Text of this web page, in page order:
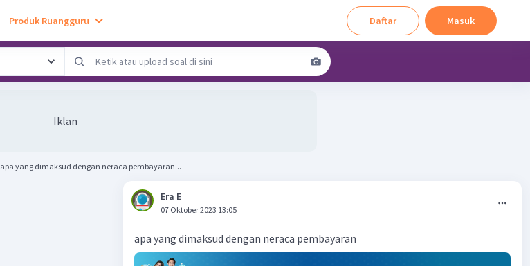
Produk Ruangguru Daftar Masuk
Iklan
apa yang dimaksud dengan neraca pembayaran...
Era E
07 Oktober 2023 13:05
apa yang dimaksud dengan neraca pembayaran